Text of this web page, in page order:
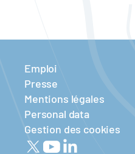
Emploi
Presse
Mentions légales
Personal data
Gestion des cookies